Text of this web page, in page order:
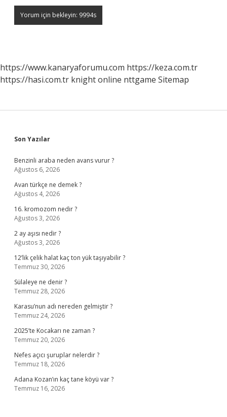
https://www.kanaryaforumu.com https://keza.com.tr
https://hasi.com.tr knight online nttgame Sitemap
Sidebar
Son Yazılar
Benzinli araba neden avans vurur ?
Ağustos 6, 2026
Avan türkçe ne demek ?
Ağustos 4, 2026
16. kromozom nedir ?
Ağustos 3, 2026
2 ay aşısı nedir ?
Ağustos 3, 2026
12’lik çelik halat kaç ton yük taşıyabilir ?
Temmuz 30, 2026
Sülaleye ne denir ?
Temmuz 28, 2026
Karasu’nun adı nereden gelmiştir ?
Temmuz 24, 2026
2025’te Kocakarı ne zaman ?
Temmuz 20, 2026
Nefes açıcı şuruplar nelerdir ?
Temmuz 18, 2026
Adana Kozan’ın kaç tane köyü var ?
Temmuz 16, 2026